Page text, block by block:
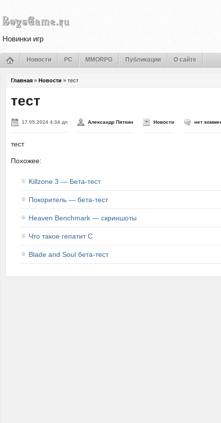
Новинки игр
Новости PC MMORPG Публикации О сайте
Главная » Новости » тест
тест
17.05.2024 4:34 дп Александр Пяткин Новости нет
тест
Похожее:
Killzone 3 — Бета-тест
Покоритель — бета-тест
Heaven Benchmark — скриншоты
Что такое гепатит C
Blade and Soul бета-тест